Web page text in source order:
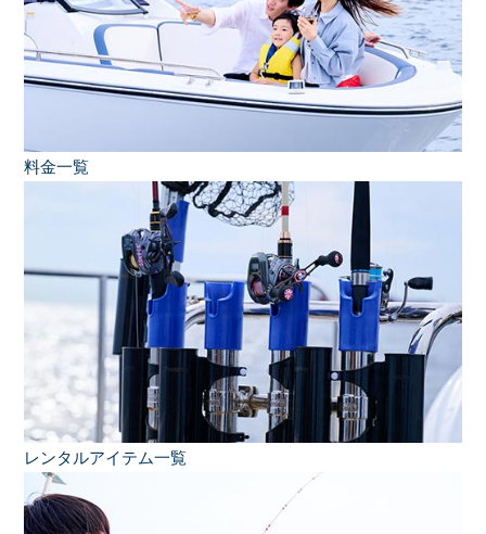
料金一覧
レンタルアイテム一覧